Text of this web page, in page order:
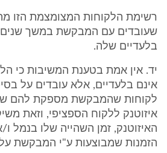
רשימת הלקוחות המצומצמת הזו
שעובדים עם המבקשת במשך שנים,
בלעדיים שלה.
יד. אין אמת בטענת המשיבות כי
אינם בלעדיים, אלא עובדים על
לקוחות שהמבקשת מספקת להם
איזוטנק ללקוח הספציפי, וזאת
האיזוטנק, זמן השהייה שלו בנמל
הזמנות שמבוצעות ע"י המבקשת